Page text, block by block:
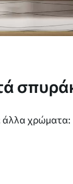
άλλα χρώματα: